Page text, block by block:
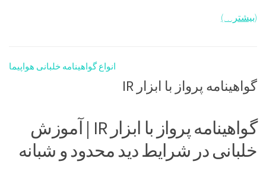
(بیشتر…)
انواع گواهینامه خلبانی هواپیما
گواهینامه پرواز با ابزار IR
گواهینامه پرواز با ابزار IR | آموزش
خلبانی در شرایط دید محدود و شبانه